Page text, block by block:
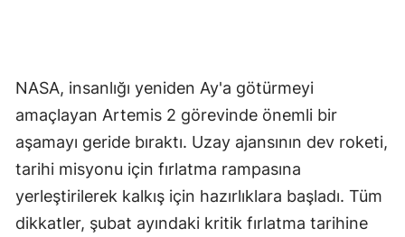
NASA, insanlığı yeniden Ay'a götürmeyi
amaçlayan Artemis 2 görevinde önemli bir
aşamayı geride bıraktı. Uzay ajansının dev roketi,
tarihi misyonu için fırlatma rampasına
yerleştirilerek kalkış için hazırlıklara başladı. Tüm
dikkatler, şubat ayındaki kritik fırlatma tarihine